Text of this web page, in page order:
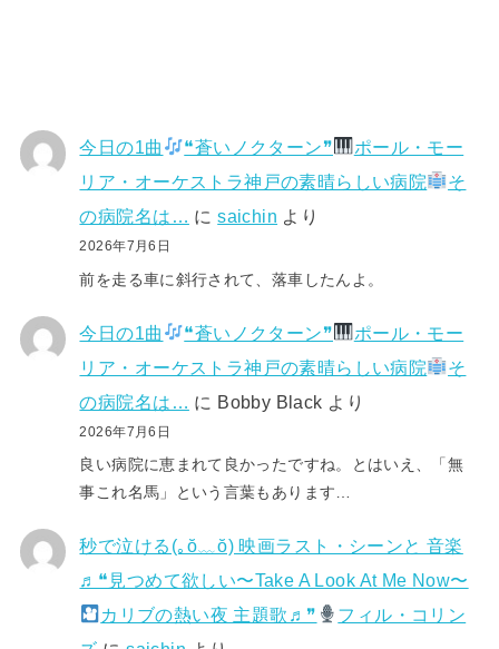
今日の1曲 ❝蒼いノクターン❞
ポール・モー
リア・オーケストラ神戸の素晴らしい病院
そ
の病院名は… にsaichin より
2026年7月6日
前を走る車に斜行されて、落車したんよ。
今日の1曲 ❝蒼いノクターン❞
ポール・モー
リア・オーケストラ神戸の素晴らしい病院
そ
の病院名は… に Bobby Black より
2026年7月6日
良い病院に恵まれて良かったですね。とはいえ、「無
事これ名馬」という言葉もあります…
秒で泣ける(⁠｡⁠ŏ⁠﹏⁠ŏ⁠) 映画ラスト・シーンと 音楽
♬❝見つめて欲しい〜Take A Look At Me Now〜
カリブの熱い夜 主題歌♬❞
フィル・コリン